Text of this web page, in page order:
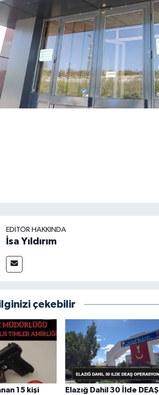
EDITÖR HAKKINDA
İsa Yıldırım
çekebilir
15 kişi
Elazığ Dahil 30 İlde DEAŞ